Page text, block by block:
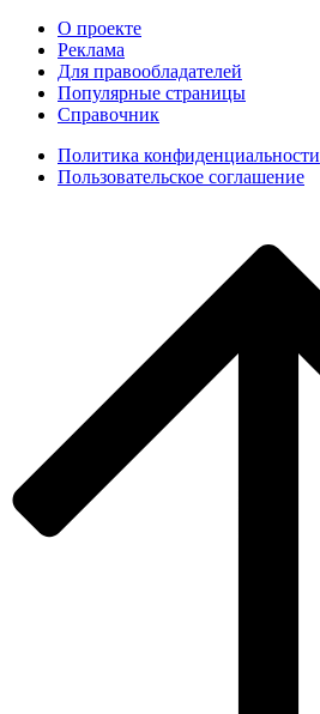
О проекте
Реклама
Для правообладателей
Популярные страницы
Справочник
Политика конфиденциальности
Пользовательское соглашение